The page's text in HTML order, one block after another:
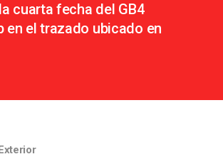
cuarta fecha del GB4
en el trazado ubicado en